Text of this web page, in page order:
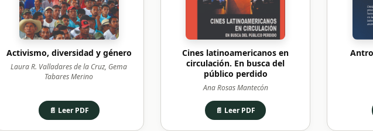
Activismo, diversidad y género
Laura R. Valladares de la Cruz, Gema
Tabares Merino
📄 Leer PDF
Cines latinoamericanos en
circulación. En busca del
público perdido
Ana Rosas Mantecón
📄 Leer PDF